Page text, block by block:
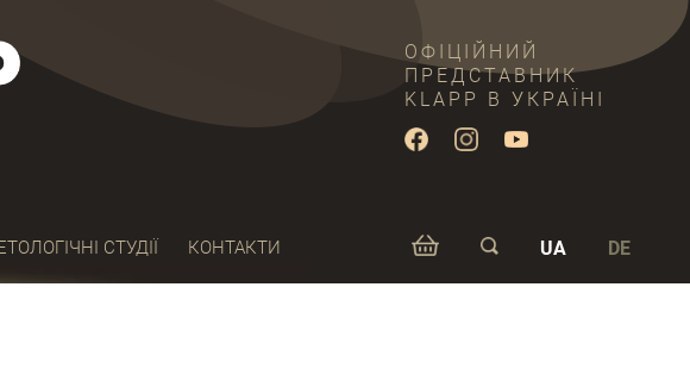
ОФІЦІЙНИЙ
ПРЕДСТАВНИК
KLAPP В УКРАЇНІ
СТУДІЇ КОНТАКТИ UA DE